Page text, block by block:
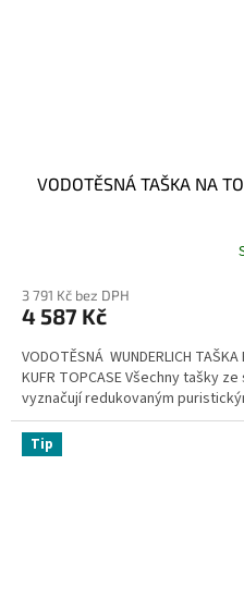
VODOTĚSNÁ TAŠKA NA
3 791 Kč bez DPH
4 587 Kč
VODOTĚSNÁ WUNDERLICH TAŠKA
KUFR TOPCASE Všechny tašky ze
vyznačují redukovaným
Tip